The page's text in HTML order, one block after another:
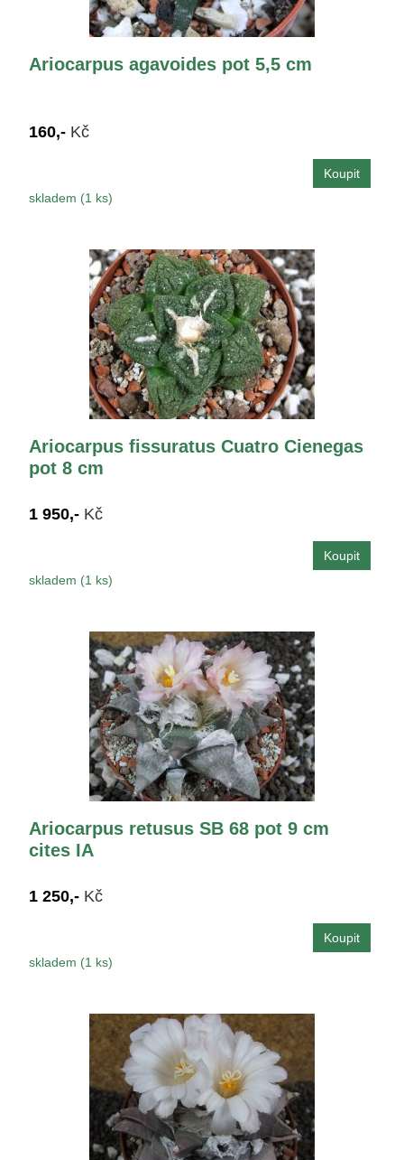
Ariocarpus agavoides pot 5,5 cm
160,- Kč
skladem (1 ks)
Ariocarpus fissuratus Cuatro Cienegas
pot 8 cm
1 950,- Kč
skladem (1 ks)
Ariocarpus retusus SB 68 pot 9 cm
cites IA
1 250,- Kč
skladem (1 ks)